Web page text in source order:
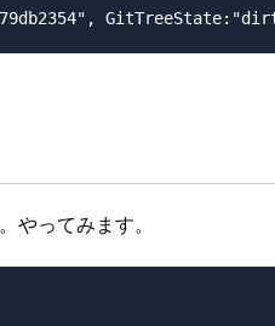
ってみます。